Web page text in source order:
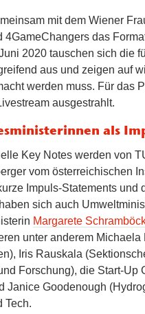
mit dem Wiener
4GameChangers das
2020 tauschen sich die
aus und zeigen auf
werden muss. Für das
ausgestrahlt.
als
Key Notes werden von
vom österreichischen
Impuls-Statements
sich auch
Margarete
unter anderem
Iris Rauskala
Forschung), die Start-Up
Janice Goodenough
Tech.